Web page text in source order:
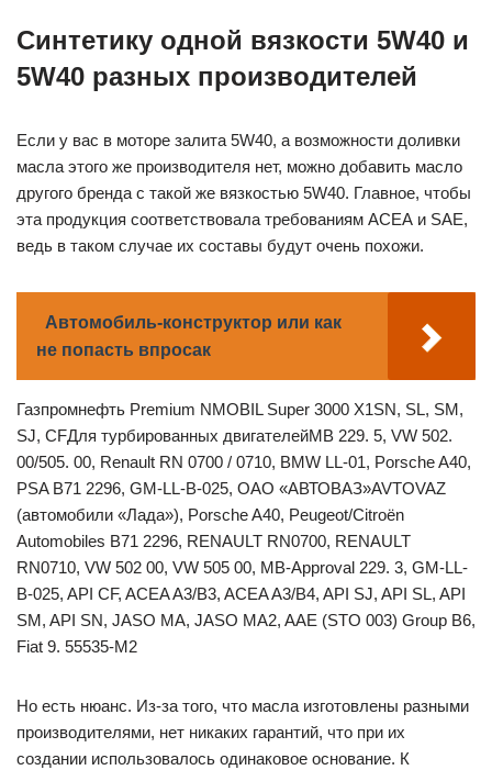
Синтетику одной вязкости 5W40 и
5W40 разных производителей
Если у вас в моторе залита 5W40, а возможности доливки
масла этого же производителя нет, можно добавить масло
другого бренда с такой же вязкостью 5W40. Главное, чтобы
эта продукция соответствовала требованиям АСЕА и SAE,
ведь в таком случае их составы будут очень похожи.
Автомобиль-конструктор или как
не попасть впросак
Газпромнефть Premium NMOBIL Super 3000 X1SN, SL, SM,
SJ, CFДля турбированных двигателейMB 229. 5, VW 502.
00/505. 00, Renault RN 0700 / 0710, BMW LL-01, Porsche A40,
PSA B71 2296, GM-LL-B-025, ОАО «АВТОВАЗ»AVTOVAZ
(автомобили «Лада»), Porsche A40, Peugeot/Citroën
Automobiles B71 2296, RENAULT RN0700, RENAULT
RN0710, VW 502 00, VW 505 00, MB-Approval 229. 3, GM-LL-
B-025, API CF, ACEA A3/B3, ACEA A3/B4, API SJ, API SL, API
SM, API SN, JASO MA, JASO MA2, AAE (STO 003) Group B6,
Fiat 9. 55535-M2
Но есть нюанс. Из-за того, что масла изготовлены разными
производителями, нет никаких гарантий, что при их
создании использовалось одинаковое основание. К